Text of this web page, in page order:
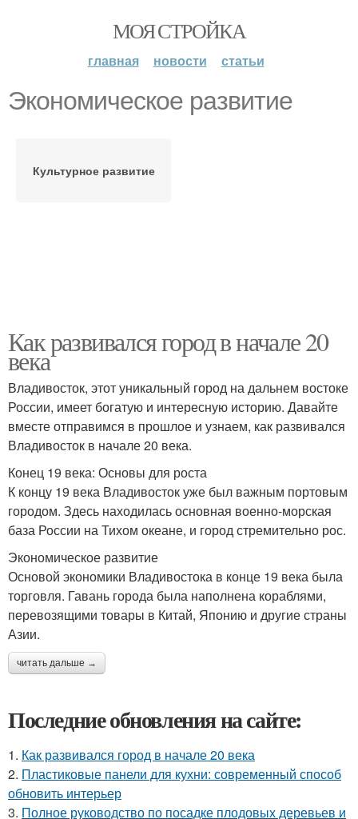
МОЯ СТРОЙКА
главная новости статьи
Экономическое развитие
Культурное развитие
Как развивался город в начале 20
века
Владивосток, этот уникальный город на дальнем востоке
России, имеет богатую и интересную историю. Давайте
вместе отправимся в прошлое и узнаем, как развивался
Владивосток в начале 20 века.
Конец 19 века: Основы для роста
К концу 19 века Владивосток уже был важным портовым
городом. Здесь находилась основная военно-морская
база России на Тихом океане, и город стремительно рос.
Экономическое развитие
Основой экономики Владивостока в конце 19 века была
торговля. Гавань города была наполнена кораблями,
перевозящими товары в Китай, Японию и другие страны
Азии.
читать дальше →
Последние обновления на сайте:
1. Как развивался город в начале 20 века
2. Пластиковые панели для кухни: современный способ
обновить интерьер
3. Полное руководство по посадке плодовых деревьев и